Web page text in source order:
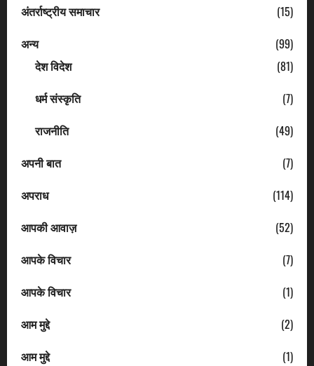
अंतर्राष्ट्रीय समाचार
(15)
अन्य
(99)
देश विदेश
(81)
धर्म संस्कृति
(7)
राजनीति
(49)
अपनी बात
(7)
अपराध
(114)
आपकी आवाज़
(52)
आपके विचार
(7)
आपके विचार
(1)
आम मुद्दे
(2)
आम मुद्दे
(1)